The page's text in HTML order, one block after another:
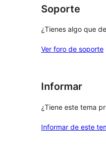
Soporte
¿Tienes algo que
Ver foro de soporte
Informar
¿Tiene este tema
Informar de este